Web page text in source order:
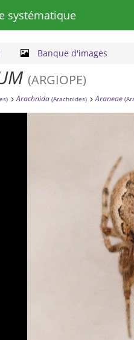
systématique
Banque d'images
(ARGIOPE)
Arachnida (Arachnides) Araneae